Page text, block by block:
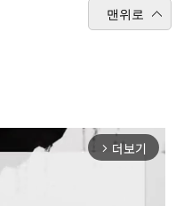
맨위로
arrow_forward_ios 더보기